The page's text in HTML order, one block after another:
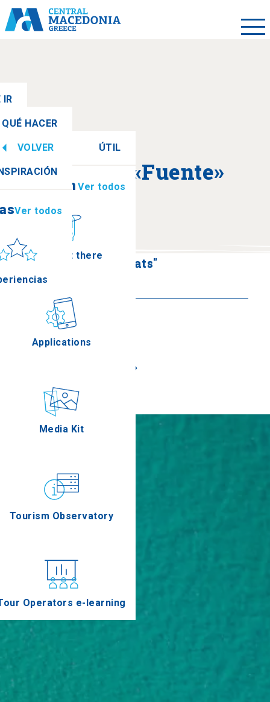
IR
QUÉ HACER
VOLVER ÚTIL
Ver todos
How to get there
Applications
Media Kit
Tourism Observatory
Operators e-learning
Ver todos
Acerca de «Fuente»
Fuente de piedra "Salats"
Seguir leyendo
»